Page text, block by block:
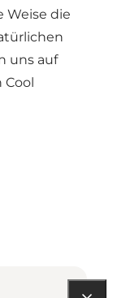
Weise die
uns auf